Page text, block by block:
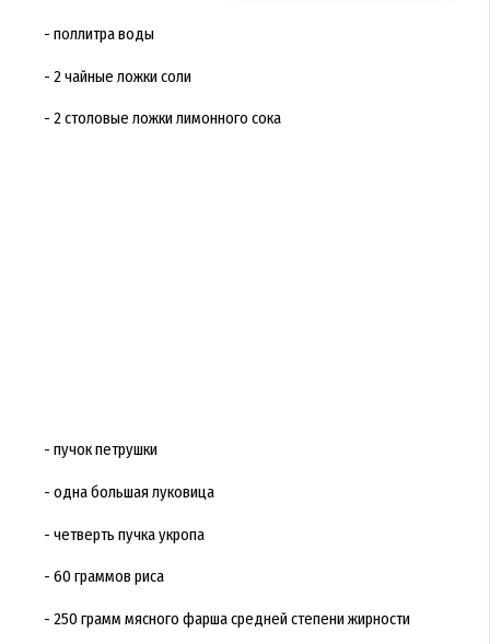
- поллитра воды
- 2 чайные ложки соли
- 2 столовые ложки лимонного сока
- пучок петрушки
- одна большая луковица
- четверть пучка укропа
- 60 граммов риса
- 250 грамм мясного фарша средней степени жирности